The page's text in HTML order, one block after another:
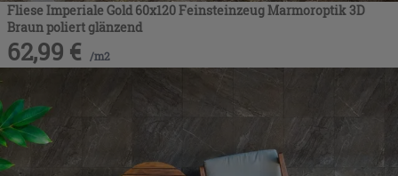
Fliese Imperiale Gold 60x120 Feinsteinzeug Marmoroptik 3D
Braun poliert glänzend
62,99 € /m2